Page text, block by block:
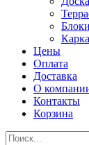
Цены
Оплата
Доставка
О
Контакты
Корзина